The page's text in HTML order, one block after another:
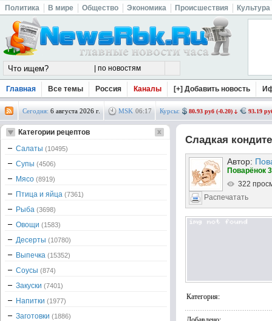
Политика В мире Общество Экономика Происшествия Культура
Главная Все темы Россия Каналы [+] Добавить новость
Сегодня: 6 августа 2026 г. MSK 06:17 Курсы: 80.93 руб (-0.20) 93.19
Сладкая
Автор:
Поварёнок
322
Распечатать
Категория:
Категории рецептов
Салаты (10495)
Супы (4506)
Мясо (8919)
Птица и яйца (7361)
Рыба (3698)
Овощи (1583)
Десерты (10780)
Выпечка (15352)
Соусы (874)
Закуски (7401)
Напитки (1977)
Заготовки (1886)